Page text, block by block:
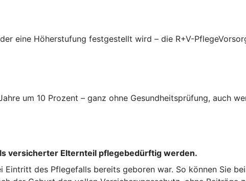
eine Höherstufung festgestellt wird – die R+V-
um 10 Prozent – ganz ohne Gesundheitsprüfung, auch
versicherter Elternteil pflegebedürftig werden.
des Pflegefalls bereits geboren war. So können Sie